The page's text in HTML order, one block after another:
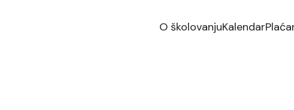
O školovanjuKalendar